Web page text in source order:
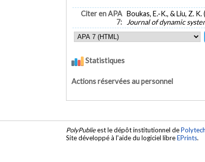
Citer en APA
7:
Boukas, E.-K., & Liu, Z.
Journal of dynamic
Statistiques
Actions réservées au personnel
PolyPublieest le dépôt institutionnel de
Site développé à l'aide du logiciel libreEPrints.